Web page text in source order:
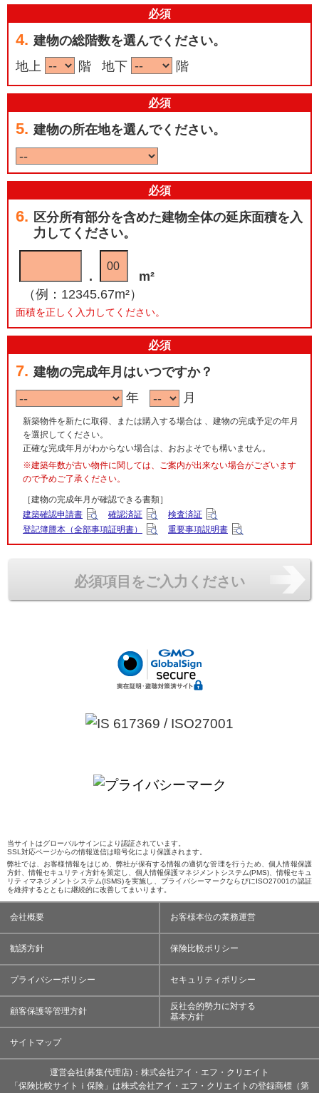
4. 建物の総階数を選んでください。
地上
階 地下 階
必須
5. 建物の所在地を選んでください。
必須
6. 区分所有部分を含めた建物全体の延床面積を入
力してください。
.
m²
（例：12345.67m²）
面積を正しく入力してください。
必須
7. 建物の完成年月はいつですか？
年
月
新築物件を新たに取得、または購入する場合は 、建物の完成予定の年月
を選択してください。
正確な完成年月がわからない場合は、おおよそでも構いません。
※建築年数が古い物件に関しては、ご案内が出来ない場合がございます
ので予めご了承ください。
［建物の完成年月が確認できる書類］
建築確認申請書
確認済証
検査済証
登記簿謄本（全部事項証明書）
重要事項説明書
必須
必須項目をご入力ください
当サイトはグローバルサインにより認証されています。
SSL対応ページからの情報送信は暗号化により保護されます。
弊社では、お客様情報をはじめ、弊社が保有する情報の適切な管理を行うため、個人情報保護
方針、情報セキュリティ方針を策定し、個人情報保護マネジメントシステム(PMS)、情報セキュ
リティマネジメントシステム(ISMS)を実施し、プライバシーマークならびにISO27001の認証
を維持するとともに継続的に改善してまいります。
会社概要 お客様本位の業務運営
勧誘方針 保険比較ポリシー
プライバシーポリシー セキュリティポリシー
顧客保護等管理方針
反社会的勢力に対する
基本方針
サイトマップ
運営会社(募集代理店)：株式会社アイ・エフ・クリエイト
「保険比較サイトｉ保険」は株式会社アイ・エフ・クリエイトの登録商標（第